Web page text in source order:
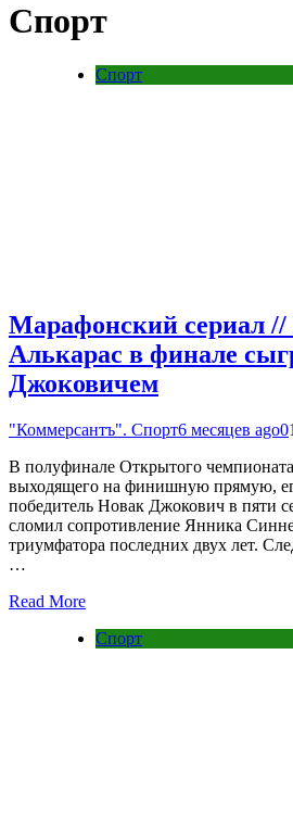
Спорт
Спорт
Марафонский сериал //
Алькарас в финале
Джоковичем
"Коммерсантъ". Спорт6 месяцев ago0
В полуфинале Открытого
выходящего на финишную прямую,
победитель Новак Джокович в пяти
сломил сопротивление Янника
триумфатора последних двух лет.
…
Read More
Спорт